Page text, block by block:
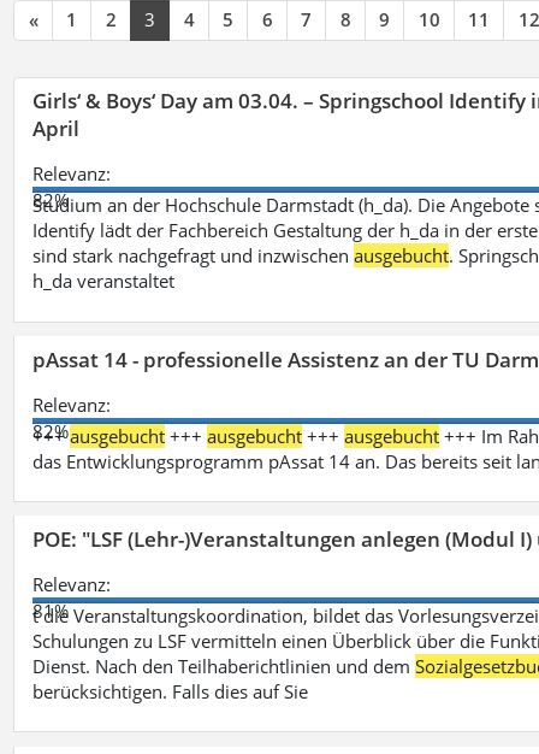
« 1 2 3 4 5 6 7 8 9 10 11 12
Girls‘ & Boys‘ Day am 03.04. – Springschool
April
Relevanz:
82%
Studium an der Hochschule Darmstadt (h_da). Die
Identify lädt der Fachbereich Gestaltung der h_da in der
sind stark nachgefragt und inzwischenausgebucht.
h_da veranstaltet
pAssat 14 - professionelle Assistenz an der TU
Relevanz:
82%
+++ausgebucht +++ausgebucht +++ausgebucht +++ Im
das Entwicklungsprogramm pAssat 14 an. Das bereits seit
POE: "LSF (Lehr-)Veranstaltungen anlegen (Modul
Relevanz:
81%
t die Veranstaltungskoordination, bildet das
Schulungen zu LSF vermitteln einen Überblick über die
Dienst. Nach den Teilhaberichtlinien und dem
berücksichtigen. Falls dies auf Sie